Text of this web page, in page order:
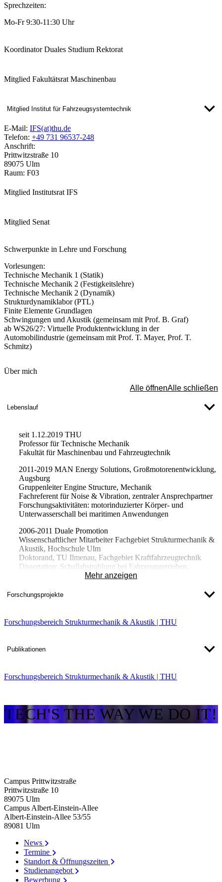
Sprechzeiten:
Mo-Fr 9:30-11:30 Uhr
Koordinator Duales Studium Rektorat
Mitglied Fakultätsrat Maschinenbau
Mitglied Institut für Fahrzeugsystemtechnik
E-Mail: IFS(at)thu.de
Telefon: +49 731 96537-248
Anschrift:
Prittwitzstraße 10
89075 Ulm
Raum: F03
Mitglied Institutsrat IFS
Mitglied Senat
Schwerpunkte in Lehre und Forschung
Vorlesungen:
Technische Mechanik 1 (Statik)
Technische Mechanik 2 (Festigkeitslehre)
Technische Mechanik 2 (Dynamik)
Strukturdynamiklabor (PTL)
Finite Elemente Grundlagen
Schwingungen und Akustik (gemeinsam mit Prof. B. Graf)
ab WS26/27: Virtuelle Produktentwicklung in der
Automobilindustrie (gemeinsam mit Prof. T. Mayer, Prof. T.
Schmitz)
Über mich
Alle öffnenAlle schließen
Lebenslauf
seit 1.12.2019 THU
Professor für Technische Mechanik
Fakultät für Maschinenbau und Fahrzeugtechnik
2011-2019 MAN Energy Solutions, Großmotorenentwicklung,
Augsburg
Gruppenleiter Engine Structure, Mechanik
Fachreferent für Noise & Vibration, zentraler Ansprechpartner
Forschungsaktivitäten: motorinduzierter Körper- und
Unterwasserschall bei maritimen Anwendungen
2006-2011 Duale Promotion
Wissenschaftlicher Mitarbeiter Fachgebiet Strukturmechanik &
Akustik, Hochschule Ulm
Doktorand, TU Ilmenau, Fachgebiet Kraftfahrzeugtechnik
Dissertation: Schallabstrahlung bei Fahrzeuggetrieben,
rechnerisch und experimentell
2001-2006Dualstudium
Fachhochschule Ulm
Auslandssemester in Malaysia
Tutor im Dynamiklabor
Mehr anzeigen
Forschungsprojekte
Forschungsbereich Strukturmechanik & Akustik | THU
Publikationen
Forschungsbereich Strukturmechanik & Akustik | THU
TECH'S THE WAY WE DO IT!
Campus Prittwitzstraße
Prittwitzstraße 10
89075 Ulm
Campus Albert-Einstein-Allee
Albert-Einstein-Allee 53/​55
89081 Ulm
News
Termine
Standort & Öffnungszeiten
Studienangebot
Bewerbung